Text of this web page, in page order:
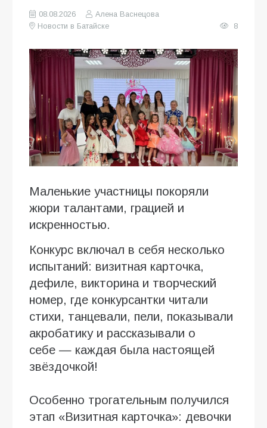
08.08.2026
Алена Васнецова
Новости в Батайске
8
Маленькие участницы покоряли
жюри талантами, грацией и
искренностью.
Конкурс включал в себя несколько
испытаний: визитная карточка,
дефиле, викторина и творческий
номер, где конкурсантки читали
стихи, танцевали, пели, показывали
акробатику и рассказывали о
себе — каждая была настоящей
звёздочкой!
Особенно трогательным получился
этап «Визитная карточка»: девочки